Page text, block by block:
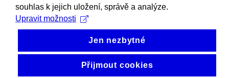
souhlas k jejich uložení, správě a analýze.
Upravit možnosti
Jen nezbytné
Přijmout cookies